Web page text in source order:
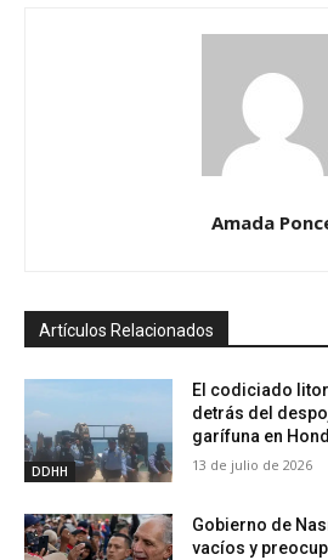
Amada
Artículos Relacionados
DDHH
El codiciado
detrás del
garífuna en
13 de julio de 2026
Gobierno de
vacíos y